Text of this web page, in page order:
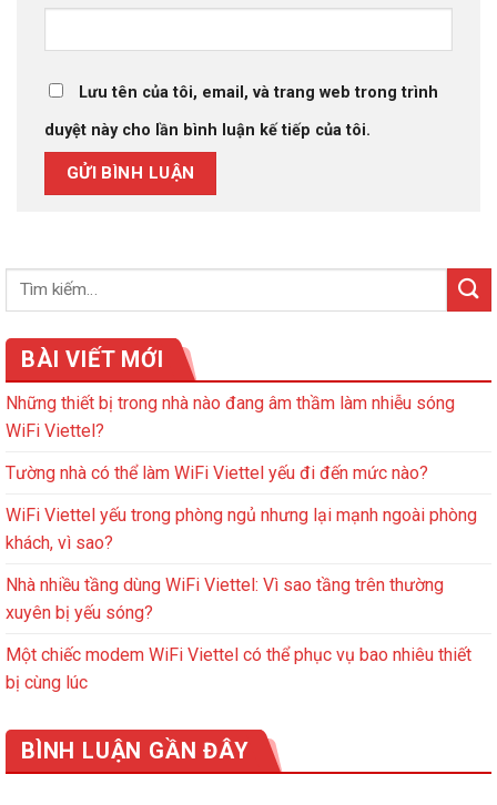
Lưu tên của tôi, email, và trang web trong trình
duyệt này cho lần bình luận kế tiếp của tôi.
BÀI VIẾT MỚI
Những thiết bị trong nhà nào đang âm thầm làm nhiễu sóng
WiFi Viettel?
Tường nhà có thể làm WiFi Viettel yếu đi đến mức nào?
WiFi Viettel yếu trong phòng ngủ nhưng lại mạnh ngoài phòng
khách, vì sao?
Nhà nhiều tầng dùng WiFi Viettel: Vì sao tầng trên thường
xuyên bị yếu sóng?
Một chiếc modem WiFi Viettel có thể phục vụ bao nhiêu thiết
bị cùng lúc
BÌNH LUẬN GẦN ĐÂY